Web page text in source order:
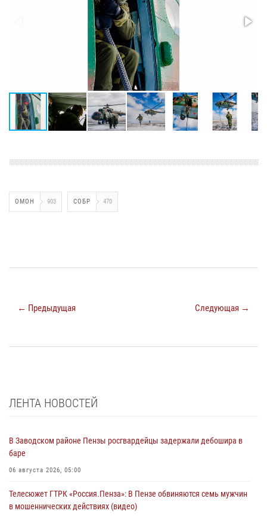
ОМОН 903 СОБР 470
← Предыдущая Следующая →
ЛЕНТА НОВОСТЕЙ
В Заводском районе Пензы росгвардейцы задержали дебошира в
баре
06 августа 2026, 05:00
Телесюжет ГТРК «Россия.Пенза»: В Пензе обвиняются семь мужчин
в мошеннических действиях (видео)